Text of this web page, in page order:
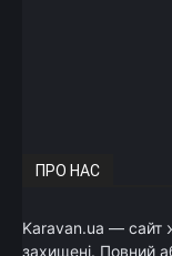
ПРО НАС
Karavan.ua — сайт
захищені. Повний